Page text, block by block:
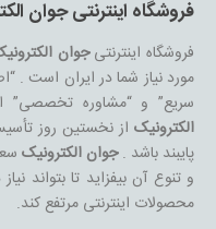
فروشگاه اینترنتی جوان
فروشگاه اینترنتیجوان
مورد نیاز شما در ایران است .
سریع” و “مشاوره
الکترونیکاز نخستین روز
پایبند باشد .جوان الکترونیک
و تنوع آن بیفزاید تا بتواند
محصولات اینترنتی مرتفع کند.